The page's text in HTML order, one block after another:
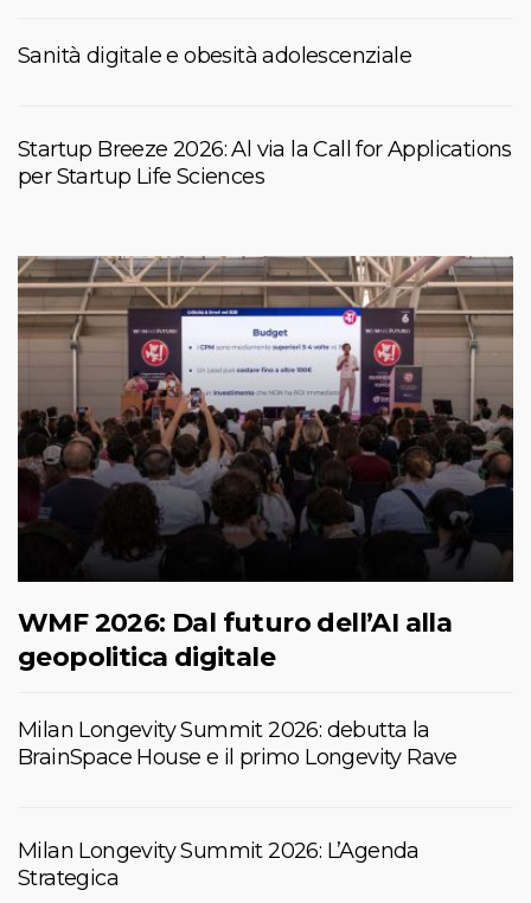
Sanità digitale e obesità adolescenziale
Startup Breeze 2026: Al via la Call for Applications
per Startup Life Sciences
WMF 2026: Dal futuro dell’AI alla
geopolitica digitale
Milan Longevity Summit 2026: debutta la
BrainSpace House e il primo Longevity Rave
Milan Longevity Summit 2026: L’Agenda
Strategica